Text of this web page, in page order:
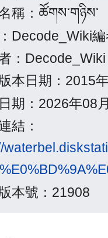
稱：ཚོགས་གཉིས་
Decode_Wiki
：
本日期：2015
期：2026年08
結：
本號：21908